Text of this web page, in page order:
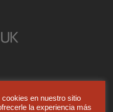
cookies en nuestro sitio
la experiencia más